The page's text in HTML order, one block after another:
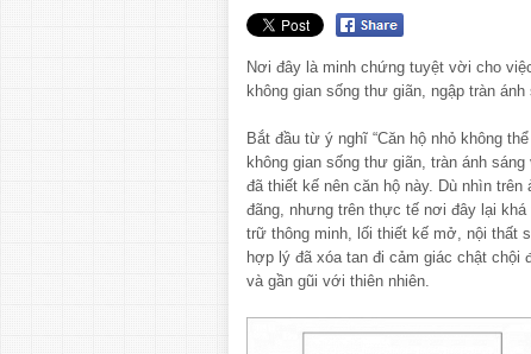
Nơi đây là minh chứng tuyệt vời cho
không gian sống thư giãn, ngập tràn ánh
Bắt đầu từ ý nghĩ “Căn hộ nhỏ không
không gian sống thư giãn, tràn ánh
đã thiết kế nên căn hộ này. Dù nhìn
đãng, nhưng trên thực tế nơi đây lại
trữ thông minh, lối thiết kế mở, nội thất
hợp lý đã xóa tan đi cảm giác chật
và gần gũi với thiên nhiên.